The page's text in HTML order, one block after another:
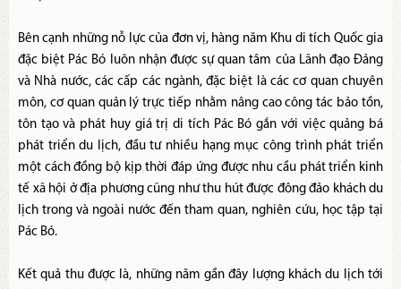
Bên cạnh những nỗ lực của đơn vị, hàng năm Khu di tích Quốc gia
đặc biệt Pác Bó luôn nhận được sự quan tâm của Lãnh đạo Đảng
và Nhà nước, các cấp các ngành, đặc biệt là các cơ quan chuyên
môn, cơ quan quản lý trực tiếp nhằm nâng cao công tác bảo tồn,
tôn tạo và phát huy giá trị di tích Pác Bó gắn với việc quảng bá
phát triển du lịch, đầu tư nhiều hạng mục công trình phát triển
một cách đồng bộ kịp thời đáp ứng được nhu cầu phát triển kinh
tế xã hội ở địa phương cũng như thu hút được đông đảo khách du
lịch trong và ngoài nước đến tham quan, nghiên cứu, học tập tại
Pác Bó.
Kết quả thu được là, những năm gần đây lượng khách du lịch tới